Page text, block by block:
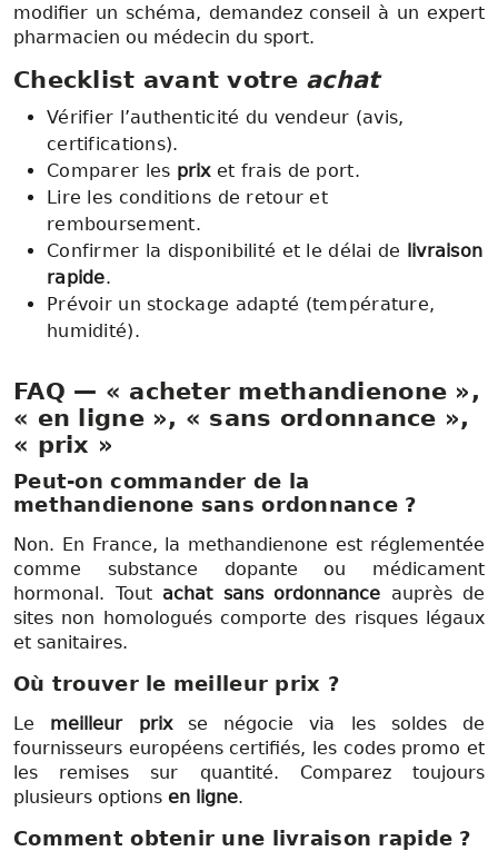
modifier un schéma, demandez conseil à un expert
pharmacien ou médecin du sport.
Checklist avant votre achat
Vérifier l’authenticité du vendeur (avis,
certifications).
Comparer les prixet frais de port.
Lire les conditions de retour et
remboursement.
Confirmer la disponibilité et le délai de livraison
rapide.
Prévoir un stockage adapté (température,
humidité).
FAQ — « acheter methandienone »,
« en ligne », « sans ordonnance »,
« prix »
Peut-on commander de la
methandienone sans ordonnance ?
Non. En France, la methandienone est réglementée
comme substance dopante ou médicament
hormonal. Tout achat sans ordonnance auprès de
sites non homologués comporte des risques légaux
et sanitaires.
Où trouver le meilleur prix ?
Le meilleur prixse négocie via les soldes de
fournisseurs européens certifiés, les codes promo et
les remises sur quantité. Comparez toujours
plusieurs options en ligne.
Comment obtenir une livraison rapide ?